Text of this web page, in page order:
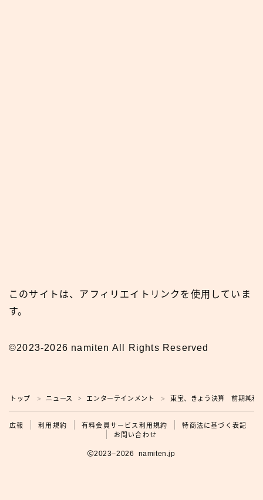
広報
このサイトは、アフィリエイトリンクを使用していま
す。
©2023-2026 namiten All Rights Reserved
トップ ＞ ニュース ＞ エンターテインメント ＞ 東宝、きょう決算 前期純利
広報 利用規約 有料会員サービス利用規約
特商法に基づく表記
お問い合わせ
2023–2026 namiten.jp